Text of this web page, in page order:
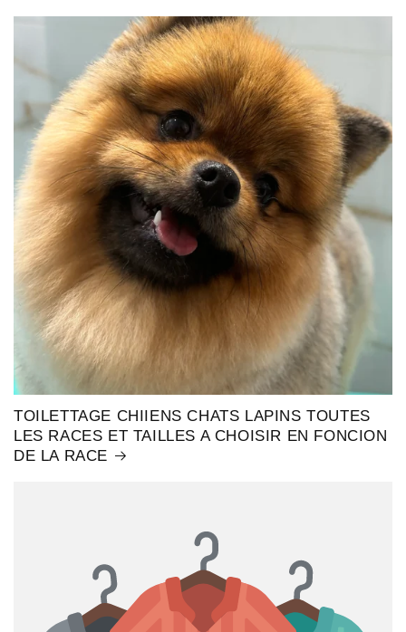
TOILETTAGE CHIIENS CHATS LAPINS TOUTES
LES RACES ET TAILLES A CHOISIR EN FONCION
DE LA RACE